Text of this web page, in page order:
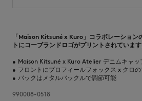
「Maison Kitsuné x Kuro」コラボレーション
トにコーブランドロゴがプリントされています
• Maison Kitsuné x Kuro Atelier デニムキャッ
• フロントにプロフィールフォックス x クロの
• バックはメタルバックルで調節可能
990008-0518